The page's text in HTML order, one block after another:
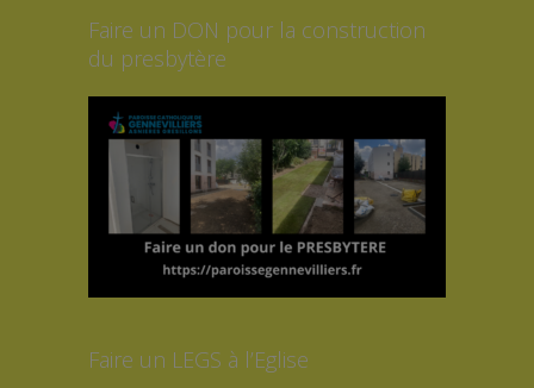
Faire un DON pour la construction
du presbytère
Faire un LEGS à l’Eglise